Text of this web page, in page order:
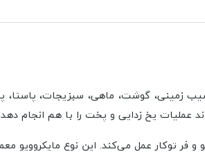
عملیات یخ زدایی و پخت را با هم انجام دهد